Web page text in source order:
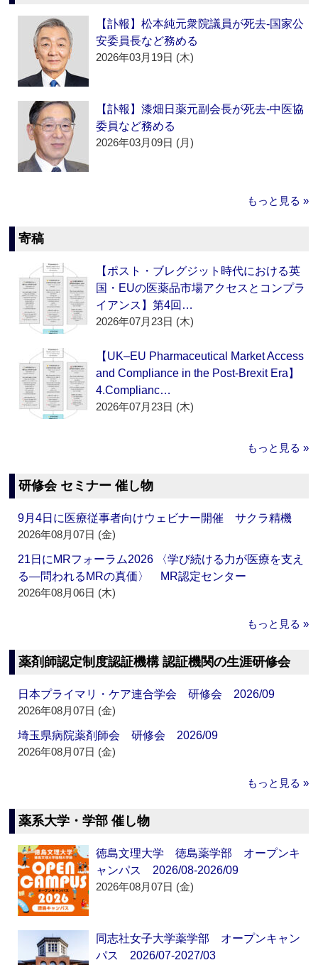
【訃報】松本純元衆院議員が死去‐国家公
安委員長など務める
2026年03月19日 (木)
【訃報】漆畑日薬元副会長が死去‐中医協
委員など務める
2026年03月09日 (月)
もっと見る »
寄稿
【ポスト・ブレグジット時代における英
国・EUの医薬品市場アクセスとコンプラ
イアンス】第4回…
2026年07月23日 (木)
【UK–EU Pharmaceutical Market Access
and Compliance in the Post-Brexit Era】
4.Complianc…
2026年07月23日 (木)
もっと見る »
研修会 セミナー 催し物
9月4日に医療従事者向けウェビナー開催 サクラ精機
2026年08月07日 (金)
21日にMRフォーラム2026 〈学び続ける力が医療を支え
る―問われるMRの真価〉 MR認定センター
2026年08月06日 (木)
もっと見る »
薬剤師認定制度認証機構 認証機関の生涯研修会
日本プライマリ・ケア連合学会 研修会 2026/09
2026年08月07日 (金)
埼玉県病院薬剤師会 研修会 2026/09
2026年08月07日 (金)
もっと見る »
薬系大学・学部 催し物
徳島文理大学 徳島薬学部 オープンキ
ャンパス 2026/08-2026/09
2026年08月07日 (金)
同志社女子大学薬学部 オープンキャン
パス 2026/07-2027/03